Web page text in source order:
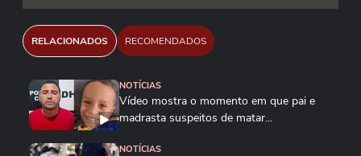
RELACIONADOS RECOMENDADOS
NOTÍCIAS
Vídeo mostra o momento em que pai e
madrasta suspeitos de matar...
NOTÍCIAS